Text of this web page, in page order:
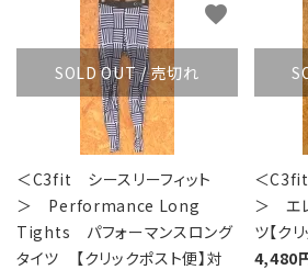
SOLD OUT / 売切れ
＜C3fit シースリーフィット
＞ Performance Long
Tights パフォーマンスロング
タイツ 【クリックポスト便】対
favorite
＜C3fit
＞ エ
ツ【ク
4,480